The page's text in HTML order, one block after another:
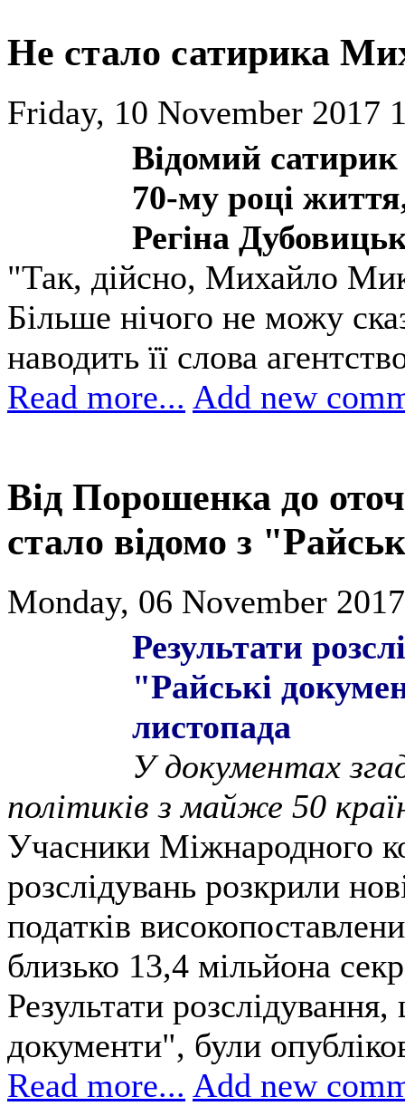
Не стало сатирика
Friday, 10 November 2017
Відомий
70-му році
Регіна
"Так, дійсно, Михайло
Більше нічого не можу
наводить її слова
Read more... Add new
Від Порошенка до
стало відомо з
Monday, 06 November
Результати
"Райські
листопада
У документах
політиків з майже 50
Учасники Міжнародного
розслідувань розкрили
податків
близько 13,4 мільйона
Результати
документи", були
Read more... Add new